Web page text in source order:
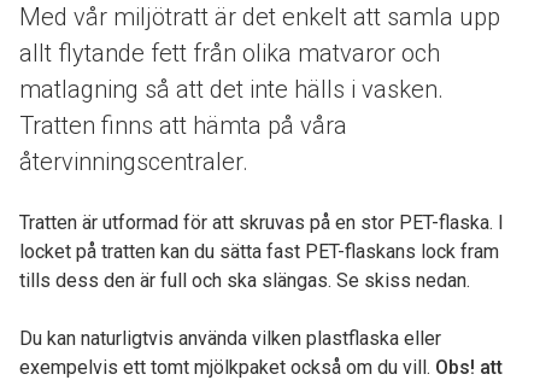
Med vår miljötratt är det enkelt att samla upp
allt flytande fett från olika matvaror och
matlagning så att det inte hälls i vasken.
Tratten finns att hämta på våra
återvinningscentraler.
Tratten är utformad för att skruvas på en stor PET-flaska. I
locket på tratten kan du sätta fast PET-flaskans lock fram
tills dess den är full och ska slängas. Se skiss nedan.
Du kan naturligtvis använda vilken plastflaska eller
exempelvis ett tomt mjölkpaket också om du vill. Obs! att